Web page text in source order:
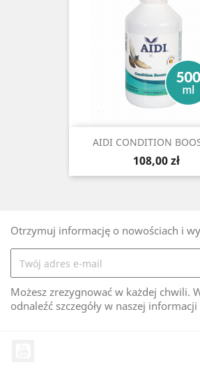
AIDI CONDITION
Cena
108,00 zł
Otrzymuj informację o nowościach i
Możesz zrezygnować w każdej chwili.
odnaleźć szczegóły w naszej